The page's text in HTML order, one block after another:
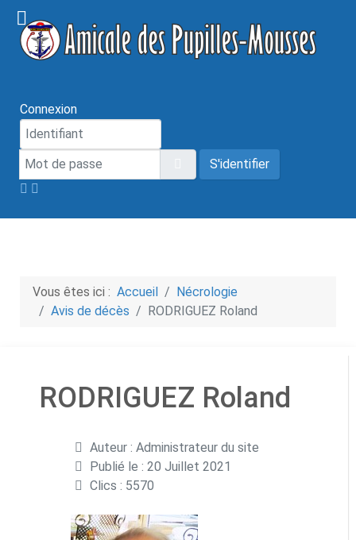
Connexion
Mot de passe Afficher le mot de passe
S'identifier
Vous êtes ici : Accueil
Nécrologie
Avis de décès
RODRIGUEZ Roland
RODRIGUEZ Roland
Détails Auteur : Administrateur du site
Publié le : 20 Juillet 2021
Clics : 5570